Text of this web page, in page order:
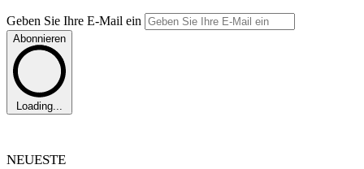
Geben Sie Ihre E-Mail ein
Abonnieren
Loading...
NEUESTE